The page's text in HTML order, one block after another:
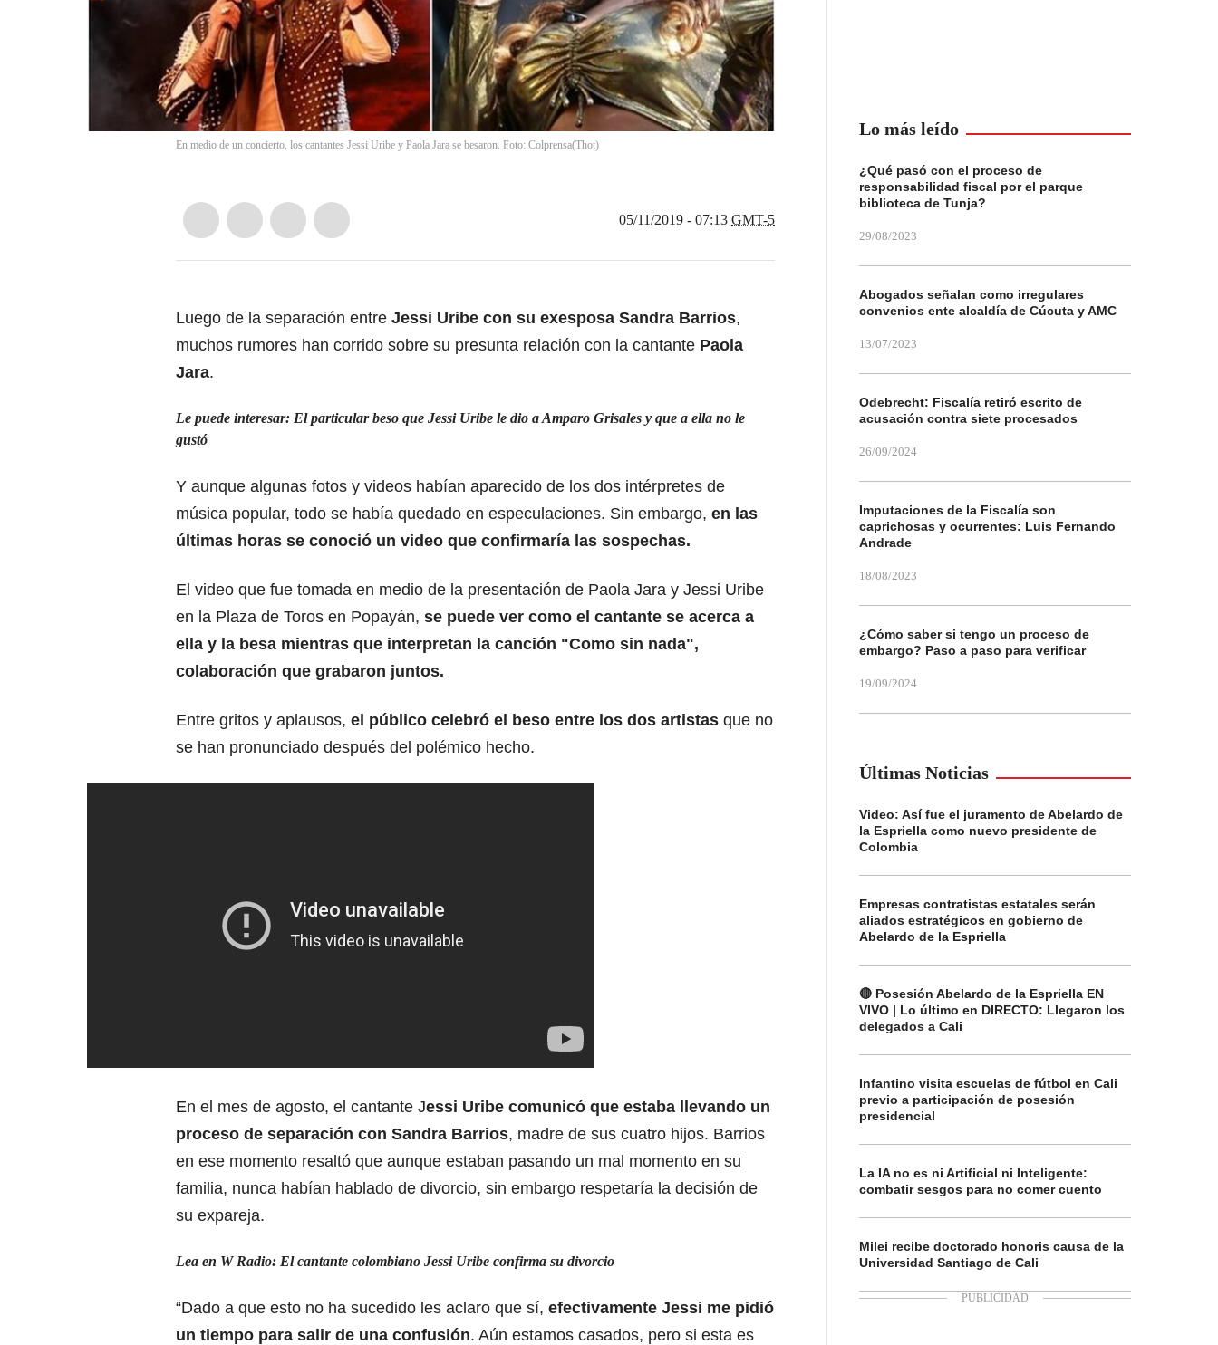
En medio de un concierto, los cantantes Jessi Uribe y Paola Jara se besaron. Foto: Colprensa(Thot)
05/11/2019 - 07:13 GMT-5
Luego de la separación entre Jessi Uribe con su exesposa Sandra Barrios,
muchos rumores han corrido sobre su presunta relación con la cantante Paola
Jara.
Le puede interesar: El particular beso que Jessi Uribe le dio a Amparo Grisales y que a ella no le
gustó
Y aunque algunas fotos y videos habían aparecido de los dos intérpretes de
música popular, todo se había quedado en especulaciones. Sin embargo, en las
últimas horas se conoció un video que confirmaría las sospechas.
El video que fue tomada en medio de la presentación de Paola Jara y Jessi Uribe
en la Plaza de Toros en Popayán, se puede ver como el cantante se acerca a
ella y la besa mientras que interpretan la canción "Como sin nada",
colaboración que grabaron juntos.
Entre gritos y aplausos, el público celebró el beso entre los dos artistas que no
se han pronunciado después del polémico hecho.
En el mes de agosto, el cantante Jessi Uribe comunicó que estaba llevando un
proceso de separación con Sandra Barrios, madre de sus cuatro hijos. Barrios
en ese momento resaltó que aunque estaban pasando un mal momento en su
familia, nunca habían hablado de divorcio, sin embargo respetaría la decisión de
su expareja.
Lea en W Radio: El cantante colombiano Jessi Uribe confirma su divorcio
“Dado a que esto no ha sucedido les aclaro que sí, efectivamente Jessi me pidió
un tiempo para salir de una confusión. Aún estamos casados, pero si esta es
Lo más leído
¿Qué pasó con el proceso de
responsabilidad fiscal por el parque
biblioteca de Tunja?
29/08/2023
Abogados señalan como irregulares
convenios ente alcaldía de Cúcuta y AMC
13/07/2023
Odebrecht: Fiscalía retiró escrito de
acusación contra siete procesados
26/09/2024
Imputaciones de la Fiscalía son
caprichosas y ocurrentes: Luis Fernando
Andrade
18/08/2023
¿Cómo saber si tengo un proceso de
embargo? Paso a paso para verificar
19/09/2024
Últimas Noticias
Video: Así fue el juramento de Abelardo de
la Espriella como nuevo presidente de
Colombia
Empresas contratistas estatales serán
aliados estratégicos en gobierno de
Abelardo de la Espriella
🔴 Posesión Abelardo de la Espriella EN
VIVO | Lo último en DIRECTO: Llegaron los
delegados a Cali
Infantino visita escuelas de fútbol en Cali
previo a participación de posesión
presidencial
La IA no es ni Artificial ni Inteligente:
combatir sesgos para no comer cuento
Milei recibe doctorado honoris causa de la
Universidad Santiago de Cali